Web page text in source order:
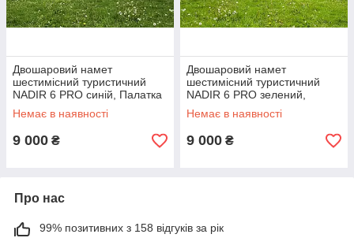
Двошаровий намет
шестимісний туристичний
NADIR 6 PRO синій, Палатка
туристична для відпочинку
Shopik
Немає в наявності
9 000 ₴
Двошаровий намет
шестимісний туристичний
NADIR 6 PRO зелений,
Палатка туристична для
відпочинку Shopik
Немає в наявності
9 000 ₴
Про нас
99% позитивних з 158 відгуків за рік